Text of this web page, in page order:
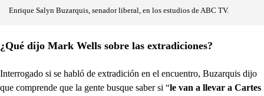
Enrique Salyn Buzarquis, senador liberal, en los estudios de ABC TV.
¿Qué dijo Mark Wells sobre las extradiciones?
Interrogado si se habló de extradición en el encuentro, Buzarquis dijo
que comprende que la gente busque saber si “le van a llevar a Cartes